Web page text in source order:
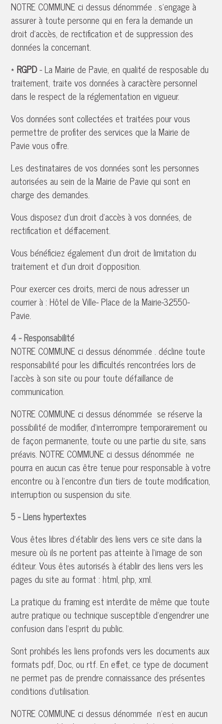
NOTRE COMMUNE ci dessus dénommée . s'engage à
assurer à toute personne qui en fera la demande un
droit d'accès, de rectification et de suppression des
données la concernant.
*RGPD- La Mairie de Pavie, en qualité de resposable du
traitement, traite vos données à caractère personnel
dans le respect de la réglementation en vigueur.
Vos données sont collectées et traitées pour vous
permettre de profiter des services que la Mairie de
Pavie vous offre.
Les destinataires de vos données sont les personnes
autorisées au sein de la Mairie de Pavie qui sont en
charge des demandes.
Vous disposez d'un droit d'accès à vos données, de
rectification et déffacement.
Vous bénéficiez également d'un droit de limitation du
traitement et d'un droit d'opposition.
Pour exercer ces droits, merci de nous adresser un
courrier à : Hôtel de Ville- Place de la Mairie-32550-
Pavie.
4 - Responsabilité
NOTRE COMMUNE ci dessus dénommée . décline toute
responsabilité pour les difficultés rencontrées lors de
l'accès à son site ou pour toute défaillance de
communication.
NOTRE COMMUNE ci dessus dénommée se réserve la
possibilité de modifier, d'interrompre temporairement ou
de façon permanente, toute ou une partie du site, sans
préavis. NOTRE COMMUNE ci dessus dénommée ne
pourra en aucun cas être tenue pour responsable à votre
encontre ou à l'encontre d'un tiers de toute modification,
interruption ou suspension du site.
5 - Liens hypertextes
Vous êtes libres d'établir des liens vers ce site dans la
mesure où ils ne portent pas atteinte à l'image de son
éditeur. Vous êtes autorisés à établir des liens vers les
pages du site au format : html, php, xml.
La pratique du framing est interdite de même que toute
autre pratique ou technique susceptible d'engendrer une
confusion dans l'esprit du public.
Sont prohibés les liens profonds vers les documents aux
formats pdf, Doc, ou rtf. En effet, ce type de document
ne permet pas de prendre connaissance des présentes
conditions d'utilisation.
NOTRE COMMUNE ci dessus dénommée n'est en aucun